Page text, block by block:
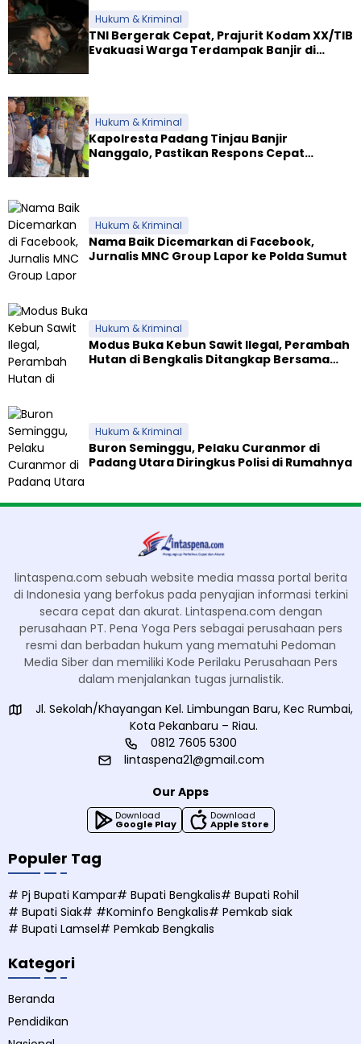
Hukum & Kriminal
TNI Bergerak Cepat, Prajurit Kodam XX/TIB
Evakuasi Warga Terdampak Banjir di
Hukum & Kriminal
Kapolresta Padang Tinjau Banjir
Nanggalo, Pastikan Respons Cepat
Hukum & Kriminal
Nama Baik Dicemarkan di Facebook,
Jurnalis MNC Group Lapor ke Polda Sumut
Hukum & Kriminal
Modus Buka Kebun Sawit Ilegal, Perambah
Hutan di Bengkalis Ditangkap Bersama
Hukum & Kriminal
Buron Seminggu, Pelaku Curanmor di
Padang Utara Diringkus Polisi di Rumahnya
lintaspena.com sebuah website media massa portal berita
di Indonesia yang berfokus pada penyajian informasi terkini
secara cepat dan akurat. Lintaspena.com dengan
perusahaan PT. Pena Yoga Pers sebagai perusahaan pers
resmi dan berbadan hukum yang mematuhi Pedoman
Media Siber dan memiliki Kode Perilaku Perusahaan Pers
dalam menjalankan tugas jurnalistik.
Jl. Sekolah/Khayangan Kel. Limbungan Baru, Kec Rumbai,
Kota Pekanbaru – Riau.
0812 7605 5300
lintaspena21@gmail.com
Our Apps
Download
Google Play
Download
Apple Store
Populer Tag
# Pj Bupati Kampar# Bupati Bengkalis# Bupati Rohil
# Bupati Siak# #Kominfo Bengkalis# Pemkab siak
# Bupati Lamsel# Pemkab Bengkalis
Kategori
Beranda
Pendidikan